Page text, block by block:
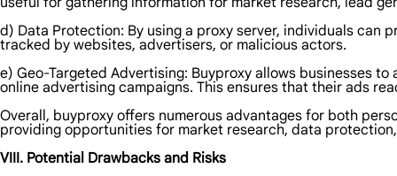
d) Data Protection: By using a proxy server, individuals can
tracked by websites, advertisers, or malicious actors.
e) Geo-Targeted Advertising: Buyproxy allows businesses
online advertising campaigns. This ensures that their ads
Overall, buyproxy offers numerous advantages for both
providing opportunities for market research, data
VIII. Potential Drawbacks and Risks